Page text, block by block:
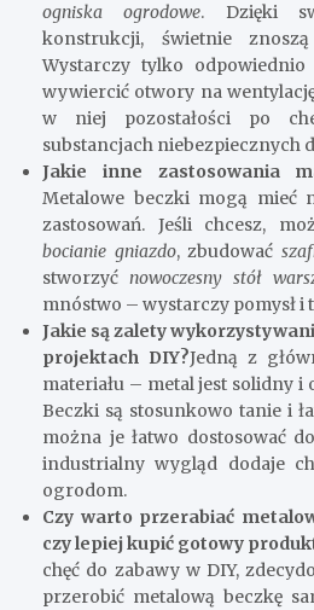
ogniska ogrodowe. Dzięki
konstrukcji, świetnie
Wystarczy tylko
wywiercić otwory na
w niej pozostałości po
substancjach niebezpiecznych
Jakie inne zastosowania
Metalowe beczki mogą mieć
zastosowań. Jeśli chcesz,
bocianie gniazdo, zbudować
stworzyć nowoczesny stół
mnóstwo – wystarczy pomysł i
Jakie są zalety
projektach DIY?Jedną z
materiału – metal jest solidny
Beczki są stosunkowo tanie i
można je łatwo dostosować
industrialny wygląd dodaje
ogrodom.
Czy warto przerabiać
czy lepiej kupić gotowy
chęć do zabawy w DIY,
przerobić metalową beczkę